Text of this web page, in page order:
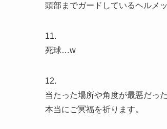
頭部までガードしているヘルメ
11.
死球…w
12.
当たった場所や角度が最悪だっ
本当にご冥福を祈ります。